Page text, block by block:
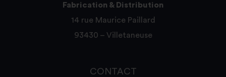
Fabrication & Distribution
14 rue Maurice Paillard
93430 – Villetaneuse
CONTACT